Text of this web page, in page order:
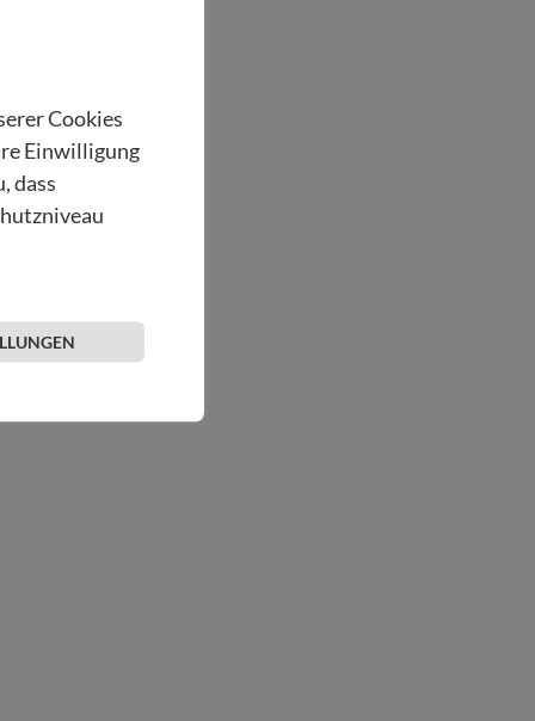
Cookies
Einwilligung
dass